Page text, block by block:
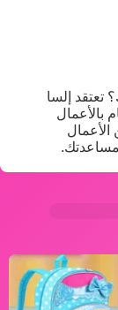
تعتقد إلسا
بالأعمال
الأعمال
مساعدتك.